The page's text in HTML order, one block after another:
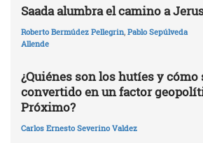
Saada alumbra el camino a
Roberto Bermúdez Pellegrin, Pablo Sepúlveda
Allende
¿Quiénes son los hutíes y cómo
convertido en un factor
Próximo?
Carlos Ernesto Severino Valdez